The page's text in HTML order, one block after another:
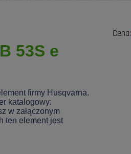
53S e
firmy Husqvarna.
katalogowy:
w załączonym
ten element jest
Cena: